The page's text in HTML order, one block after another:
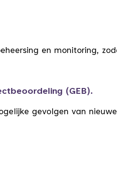
en monitoring,
(GEB).
gevolgen van